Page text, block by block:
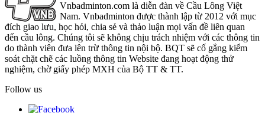
Vnbadminton.com là diễn đàn về Cầu Lông Việt
Nam. Vnbadminton được thành lập từ 2012 với mục
đích giao lưu, học hỏi, chia sẻ và thảo luận mọi vấn đề liên quan
đến cầu lông. Chúng tôi sẽ không chịu trách nhiệm với các thông tin
do thành viên đưa lên trừ thông tin nội bộ. BQT sẽ cố gắng kiểm
soát chặt chẽ các luồng thông tin Website đang hoạt động thử
nghiệm, chờ giấy phép MXH của Bộ TT & TT.
Follow us